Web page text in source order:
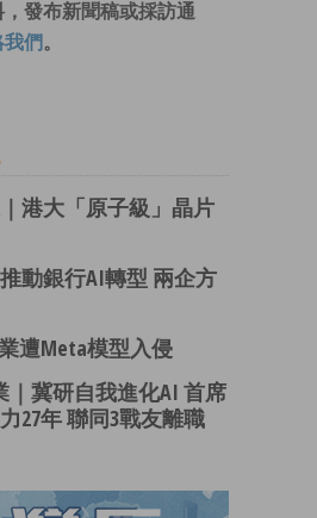
發布新聞稿或採訪通
們 。
港大「原子級」晶片
動銀行AI轉型 兩企方
遭Meta模型入侵
｜冀研自我進化AI 首席
27年 聯同3戰友離職